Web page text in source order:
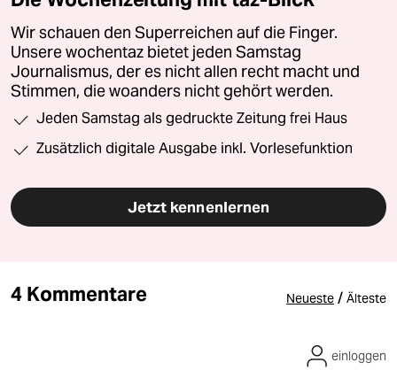
Wir schauen den Superreichen auf die Finger.
Unsere wochentaz bietet jeden Samstag
Journalismus, der es nicht allen recht macht und
Stimmen, die woanders nicht gehört werden.
Jeden Samstag als gedruckte Zeitung frei Haus
Zusätzlich digitale Ausgabe inkl. Vorlesefunktion
Jetzt kennenlernen
4 Kommentare Neueste / Älteste
einloggen